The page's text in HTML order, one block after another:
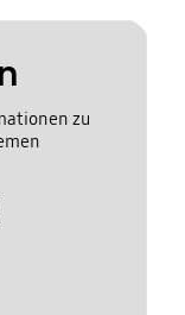
zu